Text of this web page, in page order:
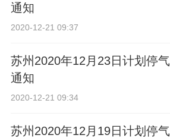
通知
2020-12-21 09:37
苏州2020年12月23日计划停气
通知
2020-12-21 09:34
苏州2020年12月19日计划停气